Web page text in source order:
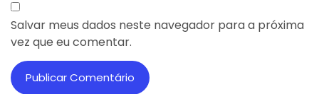
Salvar meus dados neste navegador para a próxima
vez que eu comentar.